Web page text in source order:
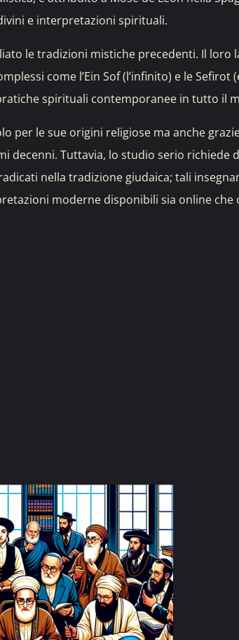
e interpretazioni spirituali.
le tradizioni mistiche precedenti. Il loro
come l’Ein Sof (l’infinito) e le Sefirot
spirituali contemporanee in tutto il
per le sue origini religiose ma anche
decenni. Tuttavia, lo studio serio richiede
nella tradizione giudaica; tali
moderne disponibili sia online che